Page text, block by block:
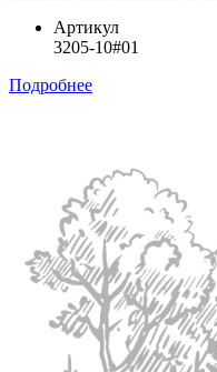
Артикул
3205-10#01
Подробнее